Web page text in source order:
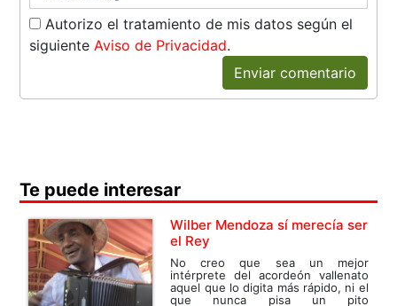
Autorizo el tratamiento de mis datos según el
siguiente Aviso de Privacidad.
Enviar comentario
Te puede interesar
Wilber Mendoza sí merecía ser
el Rey
No creo que sea un mejor
intérprete del acordeón vallenato
aquel que lo digita más rápido, ni el
que nunca pisa un pito